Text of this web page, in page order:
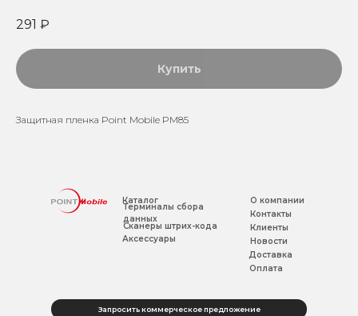
291 ₽
Купить
Защитная пленка Point Mobile PM85
Запросить коммерческое предложение
Каталог
Контакты
Новости
Оплата
Доставка
Клиенты
О компании
Аксессуары
Терминалы сбора
данных
Сканеры штрих-кода